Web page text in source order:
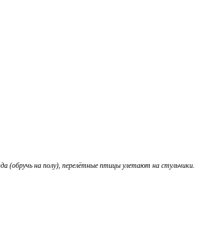
(обручь на полу), перелётные птицы улетают на стульчики.